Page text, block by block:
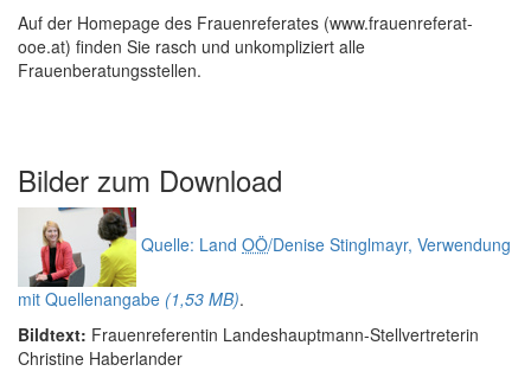
Auf der Homepage des Frauenreferates (www.frauenreferat-
ooe.at) finden Sie rasch und unkompliziert alle
Frauenberatungsstellen.
Bilder zum Download
Quelle: Land OÖ/Denise Stinglmayr, Verwendung
mit Quellenangabe (1,53 MB).
Bildtext: Frauenreferentin Landeshauptmann-Stellvertreterin
Christine Haberlander